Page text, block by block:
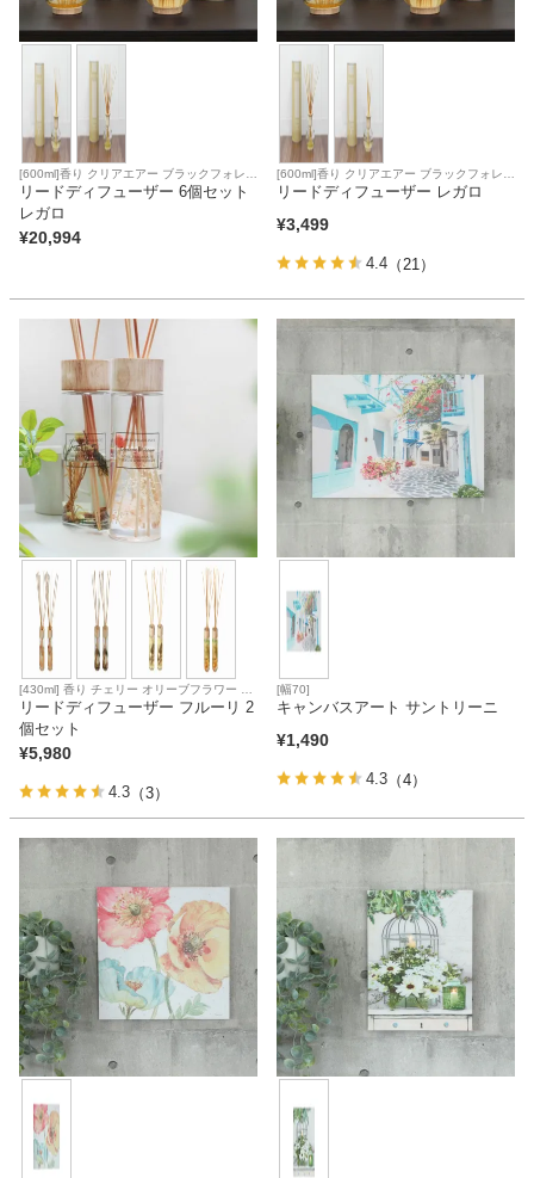
[600ml]香り クリアエアー ブラックフォレス
ト
リードディフューザー 6個セット
レガロ
¥20,994
[600ml]香り クリアエアー ブラックフォレス
ト
リードディフューザー レガロ
¥3,499
4.4 （21）
[430ml] 香り チェリー オリーブフラワー ク
リアエアー シトラスバーベナ
リードディフューザー フルーリ 2
個セット
¥5,980
4.3 （3）
[幅70]
キャンバスアート サントリーニ
¥1,490
4.3 （4）